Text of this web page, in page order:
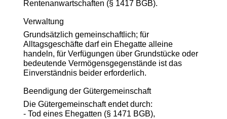
Rentenanwartschaften (§ 1417 BGB).
Verwaltung
Grundsätzlich gemeinschaftlich; für
Alltagsgeschäfte darf ein Ehegatte alleine
handeln, für Verfügungen über Grundstücke oder
bedeutende Vermögensgegenstände ist das
Einverständnis beider erforderlich.
Beendigung der Gütergemeinschaft
Die Gütergemeinschaft endet durch:
- Tod eines Ehegatten (§ 1471 BGB),